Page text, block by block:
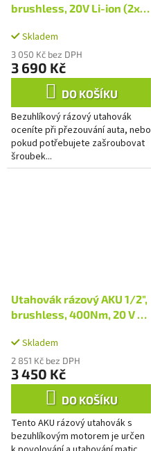
brushless, 20V Li-ion (2x),
Skladem
3 050 Kč bez DPH
3 690 Kč
DO KOŠÍKU
Bezuhlíkový rázový utahovák
oceníte při přezouvání auta, nebo
pokud potřebujete zašroubovat
šroubek...
Utahovák rázový AKU 1/2",
brushless, 400Nm, 20 V Li-
Skladem
2 851 Kč bez DPH
3 450 Kč
DO KOŠÍKU
Tento AKU rázový utahovák s
bezuhlíkovým motorem je určen